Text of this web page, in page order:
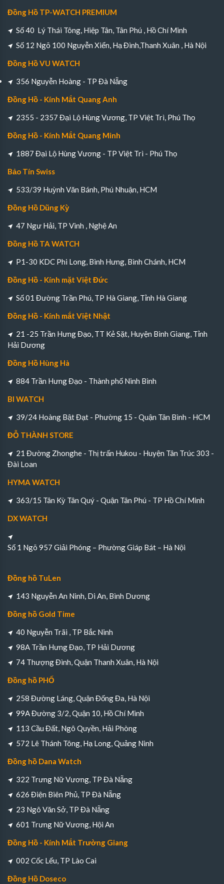
Đồng Hồ TP-WATCH PREMIUM
Số 40 Lý Thái Tông, Hiệp Tân, Tân Phú , Hồ Chí Minh
Số 12 Ngõ 100 Nguyễn Xiển, Hạ Đình,Thanh Xuân , Hà Nội
Đồng Hồ VU WATCH
356 Nguyễn Hoàng - TP Đà Nẵng
Đồng Hồ - Kính Mắt Quang Anh
2355 - 2357 Đại Lộ Hùng Vương, TP Việt Trì, Phú Thọ
Đồng Hồ - Kính Mắt Quang Minh
1887 Đại Lộ Hùng Vương - TP Việt Trì - Phú Thọ
Bảo Tín Swiss
533/39 Huỳnh Văn Bánh, Phú Nhuận, HCM
Đồng Hồ Dũng Kỳ
47 Ngư Hải, TP Vinh , Nghệ An
Đồng Hồ TA WATCH
P1-30 KDC Phi Long, Bình Hưng, Bình Chánh, HCM
Đồng Hồ - Kính mặt Việt Đức
Số 01 Đường Trần Phú, TP Hà Giang, Tỉnh Hà Giang
Đồng Hồ - Kính mắt Việt Nhật
21 -25 Trần Hưng Đạo, TT Kẻ Sặt, Huyện Bình Giang, Tỉnh
Hải Dương
Đồng Hồ Hùng Hà
884 Trần Hưng Đạo - Thành phố Ninh Bình
BI WATCH
39/24 Hoàng Bật Đạt - Phường 15 - Quận Tân Bình - HCM
ĐỖ THÀNH STORE
21 Đường Zhonghe - Thị trấn Hukou - Huyện Tân Trúc 303 -
Đài Loan
HYMA WATCH
363/15 Tân Kỳ Tân Quý - Quận Tân Phú - TP Hồ Chí Minh
DX WATCH
Số 1 Ngõ 957 Giải Phóng – Phường Giáp Bát – Hà Nội
Đồng hồ TuLen
143 Nguyễn An Ninh, Di An, Bình Dương
Đồng hồ Gold Time
40 Nguyễn Trãi , TP Bắc Ninh
98A Trần Hưng Đạo, TP Hải Dương
74 Thượng Đình, Quận Thanh Xuân, Hà Nội
Đồng hồ PHỐ
258 Đường Láng, Quận Đống Đa, Hà Nội
99A Đường 3/2, Quận 10, Hồ Chí Minh
113 Cầu Đất, Ngô Quyền, Hải Phòng
572 Lê Thánh Tông, Hạ Long, Quảng Ninh
Đồng hồ Dana Watch
322 Trưng Nữ Vương, TP Đà Nẵng
626 Điện Biên Phủ, TP Đà Nẵng
23 Ngô Văn Sở, TP Đà Nẵng
601 Trưng Nữ Vương, Hội An
Đồng Hồ - Kính Mắt Trường Giang
002 Cốc Lếu, TP Lào Cai
Đồng Hồ Doseco